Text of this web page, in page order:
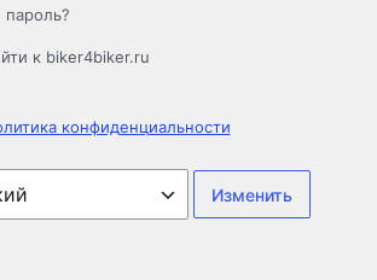
к biker4biker.ru
конфиденциальности